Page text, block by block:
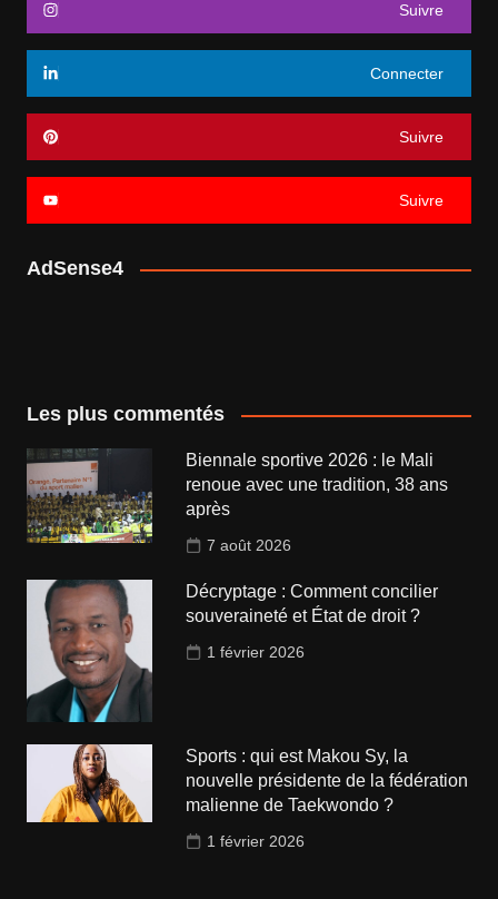
Suivre
Connecter
Suivre
Suivre
AdSense4
Les plus commentés
Biennale sportive 2026 : le Mali
renoue avec une tradition, 38 ans
après
7 août 2026
Décryptage : Comment concilier
souveraineté et État de droit ?
1 février 2026
Sports : qui est Makou Sy, la
nouvelle présidente de la fédération
malienne de Taekwondo ?
1 février 2026